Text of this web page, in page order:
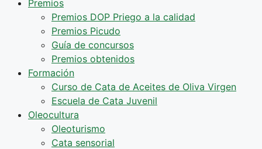
Premios
Premios DOP Priego a la calidad
Premios Picudo
Guía de concursos
Premios obtenidos
Formación
Curso de Cata de Aceites de Oliva Virgen
Escuela de Cata Juvenil
Oleocultura
Oleoturismo
Cata sensorial